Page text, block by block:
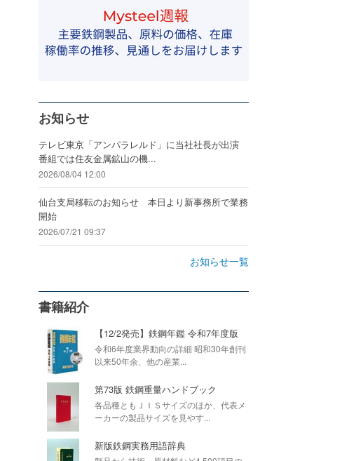
お知らせ
テレビ東京「アンパラレルド」に当社社長が出演
番組では住友金属鉱山の機...
2026/08/04 12:00
仙台支局移転のお知らせ 本日より新事務所で業務
開始
2026/07/21 09:37
お知らせ一覧
書籍紹介
【12/2発売】鉄鋼年鑑 令和7年度版
令和6年度業界動向の詳細 昭和30年創刊
以来50年余、他の産業...
第73版 鉄鋼重量ハンドブック
各品種ともＪＩＳサイズのほか、代表メ
ーカーの製品サイズを見やす...
新版鉄鋼実務用語辞典